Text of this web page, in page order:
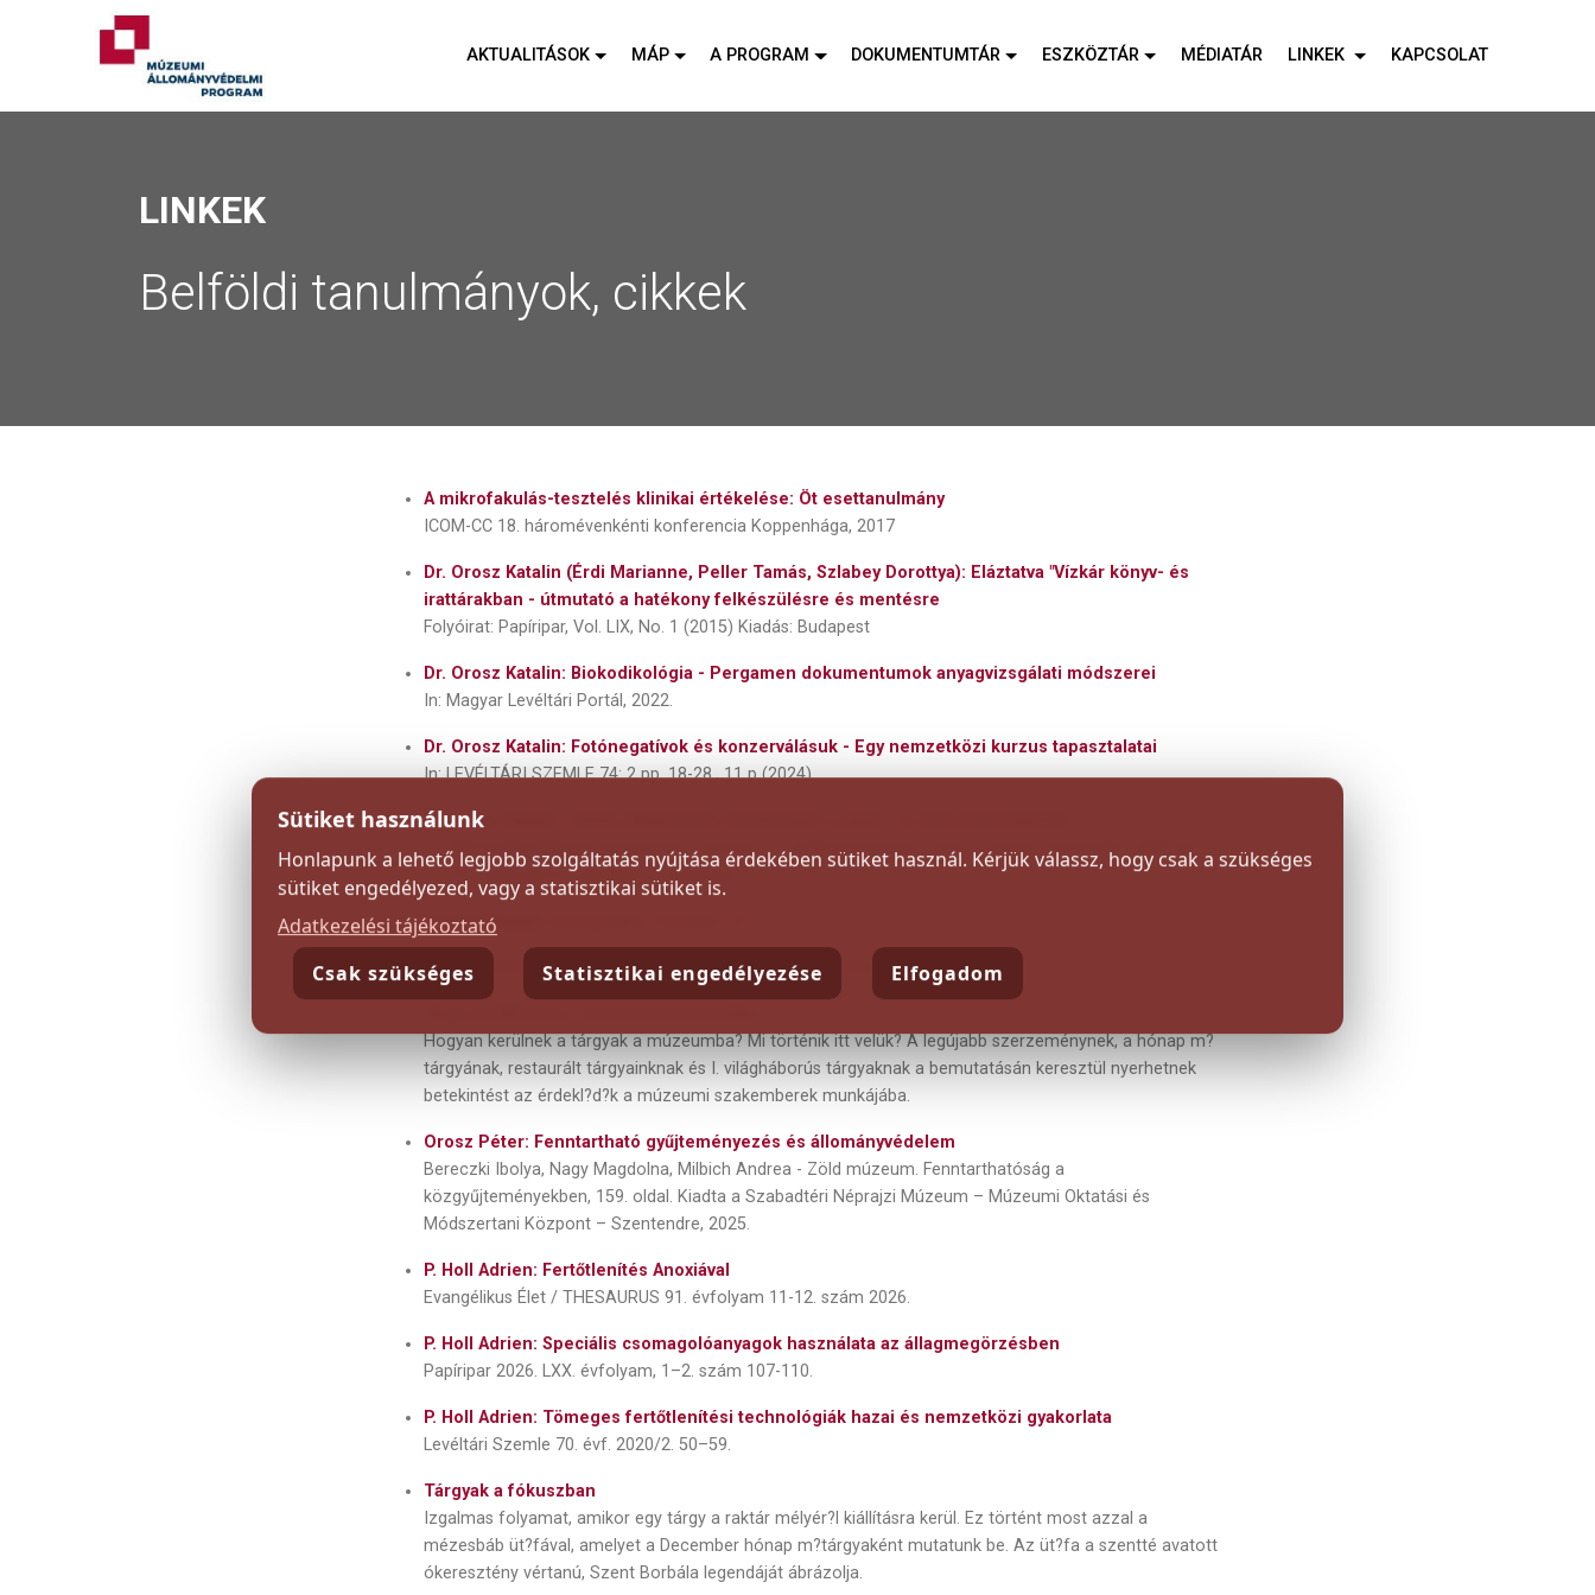
AKTUALITÁSOK MÁP A PROGRAM DOKUMENTUMTÁR ESZKÖZTÁR MÉDIATÁR LINKEK KAPCSOLAT
LINKEK
Belföldi tanulmányok, cikkek
A mikrofakulás-tesztelés klinikai értékelése: Öt esettanulmány
ICOM-CC 18. háromévenkénti konferencia Koppenhága, 2017
Dr. Orosz Katalin (Érdi Marianne, Peller Tamás, Szlabey Dorottya): Eláztatva "Vízkár könyv- és
irattárakban - útmutató a hatékony felkészülésre és mentésre
Folyóirat: Papíripar, Vol. LIX, No. 1 (2015) Kiadás: Budapest
Dr. Orosz Katalin: Biokodikológia - Pergamen dokumentumok anyagvizsgálati módszerei
In: Magyar Levéltári Portál, 2022.
Dr. Orosz Katalin: Fotónegatívok és konzerválásuk - Egy nemzetközi kurzus tapasztalatai
In: LEVÉLTÁRI SZEMLE 74: 2 pp. 18-28., 11 p (2024)
Dr. Orosz Katalin: Gélek alkalmazási lehetőségei a papír- és bőrrestaurálásban
In: ISIS Erdélyi Magyar Restaurátor Füzetek 21. Székelyudvarhely, Szerk.: Kovács Petronella. 2020. pp.
81-94.. (társszerző: Várhegyi Zsuzsanna)
Erdélyi Magyar Restaurátor Füzetek 19.
Kovács Petronella: Kriptafeltárások restaurátor szemmel
Hogyan kerülnek a tárgyak a múzeumba? Mi történik itt velük? A legújabb szerzeménynek, a hónap m?
tárgyának, restaurált tárgyainknak és I. világháborús tárgyaknak a bemutatásán keresztül nyerhetnek
betekintést az érdekl?d?k a múzeumi szakemberek munkájába.
Orosz Péter: Fenntartható gyűjteményezés és állományvédelem
Bereczki Ibolya, Nagy Magdolna, Milbich Andrea - Zöld múzeum. Fenntarthatóság a
közgyűjteményekben, 159. oldal. Kiadta a Szabadtéri Néprajzi Múzeum – Múzeumi Oktatási és
Módszertani Központ – Szentendre, 2025.
P. Holl Adrien: Fertőtlenítés Anoxiával
Evangélikus Élet / THESAURUS 91. évfolyam 11-12. szám 2026.
P. Holl Adrien: Speciális csomagolóanyagok használata az állagmegörzésben
Papíripar 2026. LXX. évfolyam, 1–2. szám 107-110.
P. Holl Adrien: Tömeges fertőtlenítési technológiák hazai és nemzetközi gyakorlata
Levéltári Szemle 70. évf. 2020/2. 50–59.
Tárgyak a fókuszban
Izgalmas folyamat, amikor egy tárgy a raktár mélyér?l kiállításra kerül. Ez történt most azzal a
mézesbáb üt?fával, amelyet a December hónap m?tárgyaként mutatunk be. Az üt?fa a szentté avatott
ókeresztény vértanú, Szent Borbála legendáját ábrázolja.
Sütiket használunk
Honlapunk a lehető legjobb szolgáltatás nyújtása érdekében sütiket használ. Kérjük válassz, hogy csak a szükséges
sütiket engedélyezed, vagy a statisztikai sütiket is.
Adatkezelési tájékoztató
Csak szükséges
Statisztikai engedélyezése Elfogadom